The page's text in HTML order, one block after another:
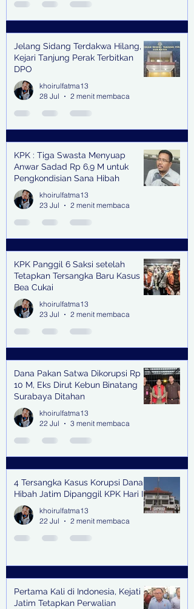
Jelang Sidang Terdakwa Hilang,
Kejari Tanjung Perak Terbitkan
DPO
khoirulfatma13
28 Jul
2 menit membaca
KPK : Tiga Swasta Menyuap
Anwar Sadad Rp 6,9 M untuk
Pengkondisian Sana Hibah
khoirulfatma13
23 Jul
2 menit membaca
KPK Panggil 6 Saksi setelah
Tetapkan Tersangka Baru Kasus
Bea Cukai
khoirulfatma13
23 Jul
2 menit membaca
Dana Pakan Satwa Dikorupsi Rp
10 M, Eks Dirut Kebun Binatang
Surabaya Ditahan
khoirulfatma13
22 Jul
3 menit membaca
4 Tersangka Kasus Korupsi Dana
Hibah Jatim Dipanggil KPK Hari Ini
khoirulfatma13
22 Jul
2 menit membaca
Pertama Kali di Indonesia, Kejati
Jatim Tetapkan Perwalian